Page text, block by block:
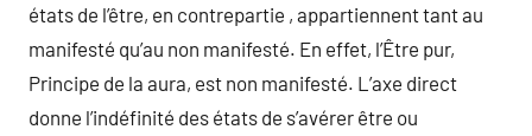
états de l’être, en contrepartie , appartiennent tant au
manifesté qu’au non manifesté. En effet, l’Être pur,
Principe de la aura, est non manifesté. L’axe direct
donne l’indéfinité des états de s’avérer être ou